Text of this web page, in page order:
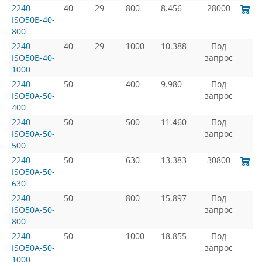
2240
ISO50B-40-
800
40 29 800 8.456 28000
2240
ISO50B-40-
1000
40 29 1000 10.388
Под
запрос
2240
ISO50A-50-
400
50 - 400 9.980
Под
запрос
2240
ISO50A-50-
500
50 - 500 11.460
Под
запрос
2240
ISO50A-50-
630
50 - 630 13.383 30800
2240
ISO50A-50-
800
50 - 800 15.897
Под
запрос
2240
ISO50A-50-
1000
50 - 1000 18.855
Под
запрос